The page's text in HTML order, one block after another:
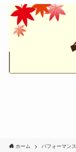
ホーム パフォーマンス